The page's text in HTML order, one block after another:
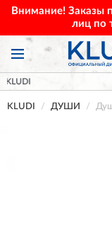
Внимание! Заказы
лиц по
KLUDI ДУШИ